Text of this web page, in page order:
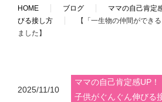
HOME ブログ ママの自己肯定
びる接し方
【「一生物の仲間ができ
ました】
2025/11/10
ママの自己肯定感UP！
子供がぐんぐん伸びる